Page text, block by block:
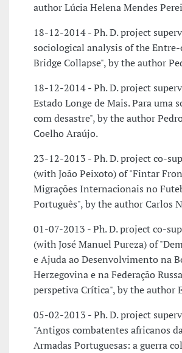
author Lúcia Helena Mendes
18-12-2014 - Ph. D. project
sociological analysis of the
Bridge Collapse", by the author
18-12-2014 - Ph. D. project
Estado Longe de Mais. Para uma
com desastre", by the author
Coelho Araújo.
23-12-2013 - Ph. D. project co-
(with João Peixoto) of "Fintar
Migrações Internacionais no
Português", by the author Carlos
01-07-2013 - Ph. D. project co-
(with José Manuel Pureza) of
e Ajuda ao Desenvolvimento na
Herzegovina e na Federação
perspetiva Crítica", by the author
05-02-2013 - Ph. D. project
"Antigos combatentes africanos
Armadas Portuguesas: a guerra